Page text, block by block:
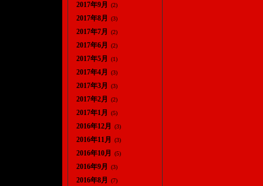
2017年9月 (2)
2017年8月 (3)
2017年7月 (2)
2017年6月 (2)
2017年5月 (1)
2017年4月 (3)
2017年3月 (3)
2017年2月 (2)
2017年1月 (5)
2016年12月 (3)
2016年11月 (3)
2016年10月 (5)
2016年9月 (3)
2016年8月 (7)